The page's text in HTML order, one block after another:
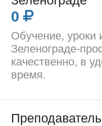
0
Обучение, уроки
Зеленограде-
качественно, в
время.